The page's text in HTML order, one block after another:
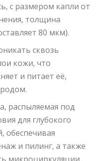
с размером капли от
толщина
80 мкм).
сквозь
кожи, что
и питает её,
распыляемая под
для глубокого
обеспечивая
и пилинг, а также
микроциркуляции